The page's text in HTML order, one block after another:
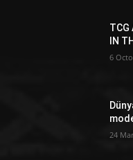
TCG
IN
6
24